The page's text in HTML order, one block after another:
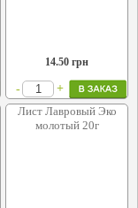
14.50 грн
-
+
Лист Лавровый Эко
молотый 20г